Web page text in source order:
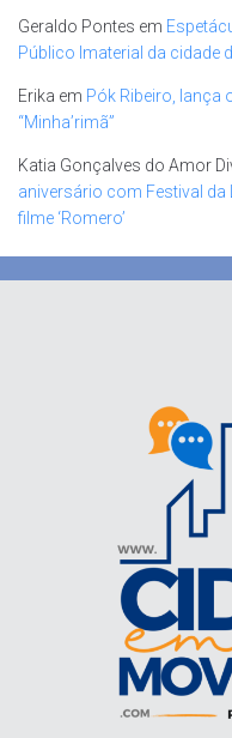
Geraldo Pontes em
Público Imaterial da cidade
Erika em Pók Ribeiro, lança
“Minha’rimã”
Katia Gonçalves do Amor
aniversário com Festival da
filme ‘Romero’